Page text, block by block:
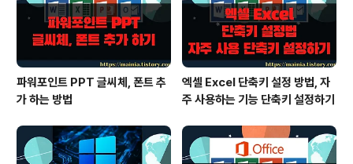
파워포인트 PPT 글씨체, 폰트 추
가 하는 방법
엑셀 Excel 단축키 설정 방법, 자
주 사용하는 기능 단축키 설정하기